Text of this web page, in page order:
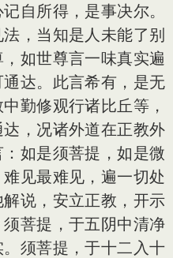
自所得，是事决尔。
，当知是人未能了别
如世尊言一味真实遍
达。此言希有，是无
勤修观行诸比丘等，
，况诸外道在正教外
如是须菩提，如是微
见最难见，遍一切处
说，安立正教，开示
菩提，于五阴中清净
须菩提，于十二入十